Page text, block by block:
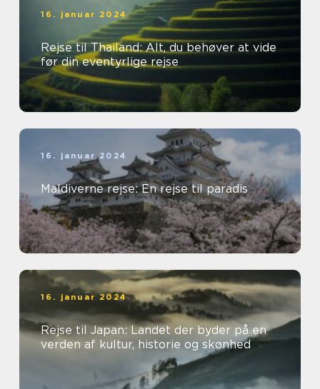
16. januar 2024
Rejse til Thailand: Alt, du behøver at vide
før din eventyrlige rejse
16. januar 2024
Maldiverne rejse: En rejse til paradis
16. januar 2024
Rejse til Japan: Landet der byder på en
verden af kultur, historie og skønhed